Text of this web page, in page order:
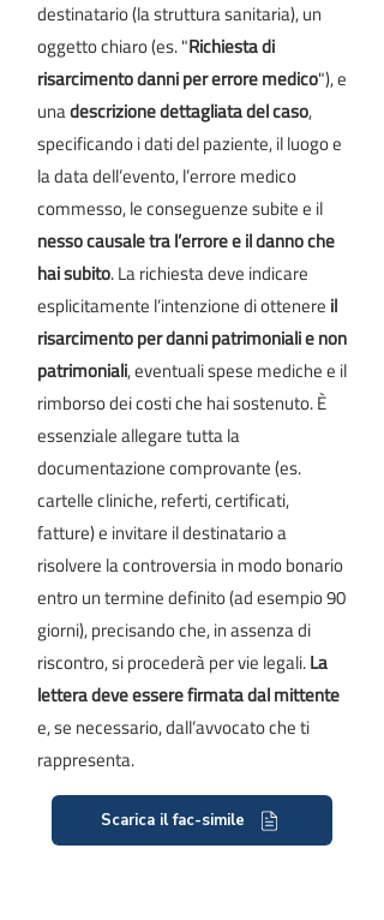
destinatario (la struttura sanitaria), un
oggetto chiaro (es. "Richiesta di
risarcimento danni per errore medico"), e
unadescrizione dettagliata del caso,
specificando i dati del paziente, il luogo e
la data dell’evento, l’errore medico
commesso, le conseguenze subite e il
nesso causale tra l’errore e il danno che
hai subito. La richiesta deve indicare
esplicitamente l’intenzione di ottenere il
risarcimento per danni patrimoniali e non
patrimoniali, eventuali spese mediche e il
rimborso dei costi che hai sostenuto. È
essenziale allegare tutta la
documentazione comprovante (es.
cartelle cliniche, referti, certificati,
fatture) e invitare il destinatario a
risolvere la controversia in modo bonario
entro un termine definito (ad esempio 90
giorni), precisando che, in assenza di
riscontro, si procederà per vie legali.La
lettera deve essere firmata dal mittente
e, se necessario, dall’avvocato che ti
rappresenta.
Scarica il fac-simile